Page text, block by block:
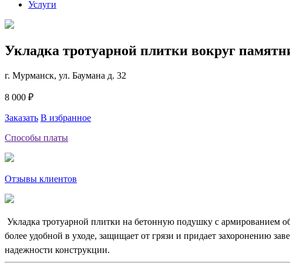
Услуги
Укладка тротуарной плитки вокруг
г. Мурманск, ул. Баумана д. 32
8 000 ₽
Заказать В избранное
Способы платы
Отзывы клиентов
Укладка тротуарной плитки на бетонную подушку с армированием
более удобной в уходе, защищает от грязи и придает захоронению
надежности конструкции.